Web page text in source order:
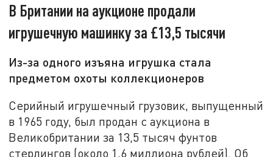
В Британии на аукционе продали
игрушечную машинку за £13,5 тысячи
Из-за одного изъяна игрушка стала
предметом охоты коллекционеров
Серийный игрушечный грузовик, выпущенный
в 1965 году, был продан с аукциона в
Великобритании за 13,5 тысяч фунтов
стерлингов (около 1,6 миллиона рублей). Об